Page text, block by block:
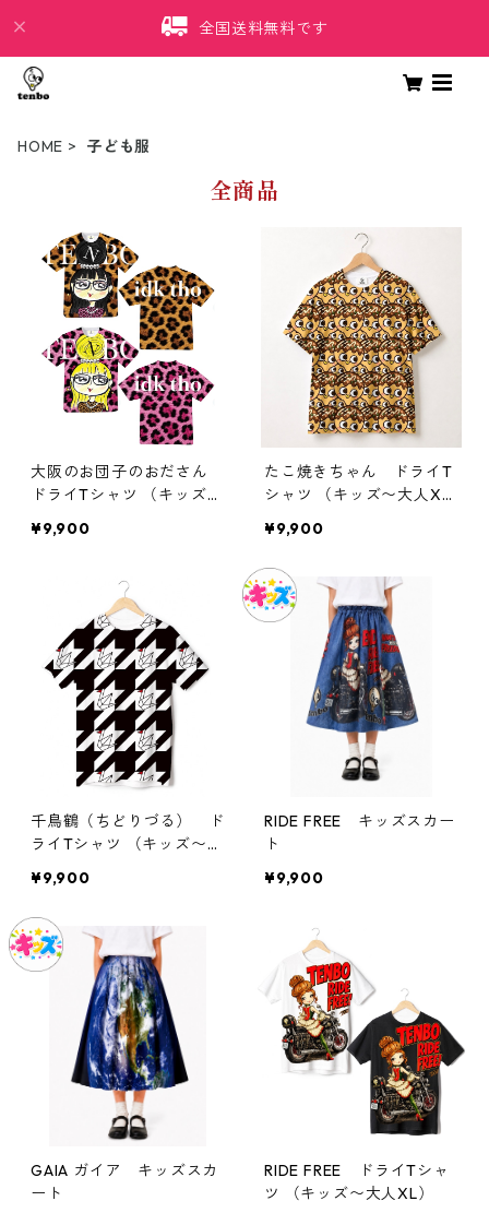
全国送料無料です
HOME 子ども服
全商品
大阪のお団子のおださん
ドライTシャツ （キッズ〜
¥9,900
たこ焼きちゃん ドライT
シャツ （キッズ〜大人X
¥9,900
千鳥鶴（ちどりづる） ド
ライTシャツ （キッズ〜大
¥9,900
RIDE FREE キッズスカー
ト
¥9,900
GAIA ガイア キッズスカ
ート
RIDE FREE ドライTシャ
ツ （キッズ〜大人XL）